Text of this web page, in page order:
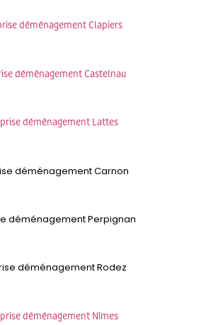
déménagement Clapiers
déménagement Castelnau
déménagement Lattes
déménagement Carnon
déménagement Perpignan
déménagement Rodez
déménagement Nîmes